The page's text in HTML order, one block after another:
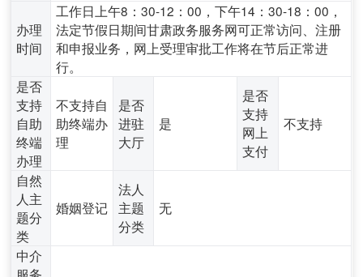
办理
时间
工作日上午8：30-12：00，下午14：30-18：00，
法定节假日期间甘肃政务服务网可正常访问、注册
和申报业务，网上受理审批工作将在节后正常进
行。
是否
支持
自助
终端
办理
不支持自
助终端办
理
是否
进驻
大厅
是
是否
支持
网上
支付
不支持
自然
人主
题分
类
婚姻登记
法人
主题
分类
无
中介